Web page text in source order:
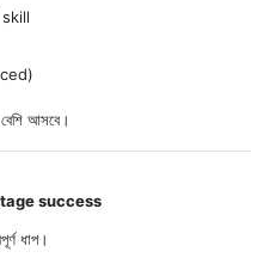
আসবে।
success
ধাপ।